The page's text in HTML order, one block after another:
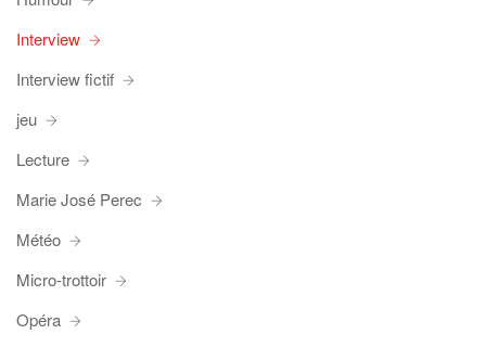
Interview
Interview fictif
jeu
Lecture
Marie José Perec
Météo
Micro-trottoir
Opéra